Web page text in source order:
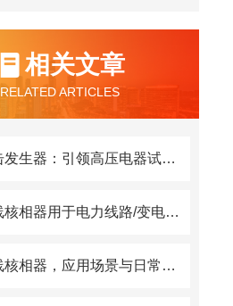
相关文章
RELATED ARTICLES
雷电冲击发生器：引领高压电器试验新篇章
高压无线核相器用于电力线路/变电所的相位和相序校验
高压无线核相器，应用场景与日常维护方案解析